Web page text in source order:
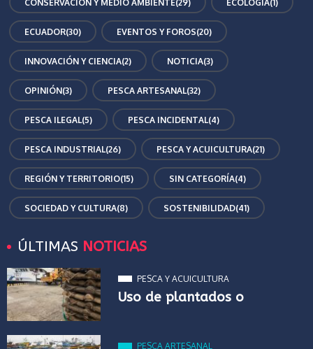
CONSERVACIÓN Y MEDIO AMBIENTE(29) ECOLOGÍA(1)
ECUADOR(30) EVENTOS Y FOROS(20)
INNOVACIÓN Y CIENCIA(2) NOTICIA(3)
OPINIÓN(3) PESCA ARTESANAL(32)
PESCA ILEGAL(5) PESCA INCIDENTAL(4)
PESCA INDUSTRIAL(26) PESCA Y ACUICULTURA(21)
REGIÓN Y TERRITORIO(15) SIN CATEGORÍA(4)
SOCIEDAD Y CULTURA(8) SOSTENIBILIDAD(41)
ÚLTIMAS NOTICIAS
PESCA Y ACUICULTURA
Uso de plantados o
PESCA ARTESANAL